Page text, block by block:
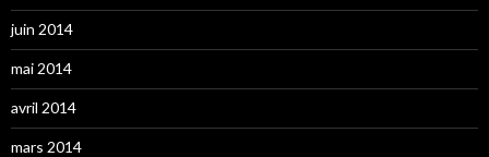
juin 2014
mai 2014
avril 2014
mars 2014